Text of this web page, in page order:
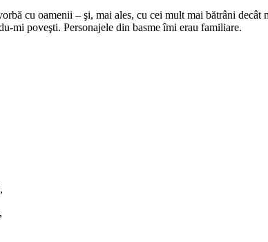
cu oamenii – şi, mai ales, cu cei mult mai bătrâni
mi poveşti. Personajele din basme îmi erau familiare.